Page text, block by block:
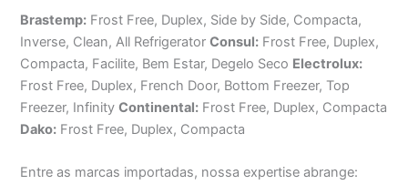
Brastemp: Frost Free, Duplex, Side by Side, Compacta,
Inverse, Clean, All RefrigeratorConsul: Frost Free, Duplex,
Compacta, Facilite, Bem Estar, Degelo Seco Electrolux:
Frost Free, Duplex, French Door, Bottom Freezer, Top
Freezer, InfinityContinental: Frost Free, Duplex, Compacta
Dako: Frost Free, Duplex, Compacta
Entre as marcas importadas, nossa expertise abrange: